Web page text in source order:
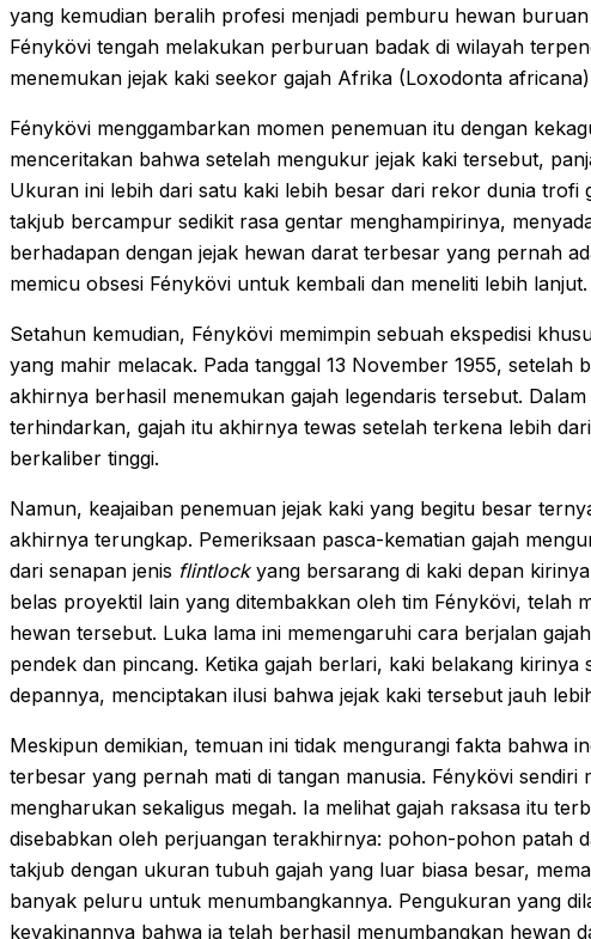
yang kemudian beralih profesi menjadi pemburu hewan
Fénykövi tengah melakukan perburuan badak di wilayah
menemukan jejak kaki seekor gajah Afrika (Loxodonta
Fénykövi menggambarkan momen penemuan itu dengan
menceritakan bahwa setelah mengukur jejak kaki tersebut,
Ukuran ini lebih dari satu kaki lebih besar dari rekor dunia trofi
takjub bercampur sedikit rasa gentar menghampirinya,
berhadapan dengan jejak hewan darat terbesar yang pernah
memicu obsesi Fénykövi untuk kembali dan meneliti lebih lanjut.
Setahun kemudian, Fénykövi memimpin sebuah ekspedisi
yang mahir melacak. Pada tanggal 13 November 1955,
akhirnya berhasil menemukan gajah legendaris tersebut.
terhindarkan, gajah itu akhirnya tewas setelah terkena lebih
berkaliber tinggi.
Namun, keajaiban penemuan jejak kaki yang begitu besar
akhirnya terungkap. Pemeriksaan pasca-kematian gajah
dari senapan jenis flintlockyang bersarang di kaki depan
belas proyektil lain yang ditembakkan oleh tim Fénykövi, telah
hewan tersebut. Luka lama ini memengaruhi cara berjalan
pendek dan pincang. Ketika gajah berlari, kaki belakang kirinya
depannya, menciptakan ilusi bahwa jejak kaki tersebut jauh
Meskipun demikian, temuan ini tidak mengurangi fakta bahwa
terbesar yang pernah mati di tangan manusia. Fénykövi sendiri
mengharukan sekaligus megah. Ia melihat gajah raksasa itu
disebabkan oleh perjuangan terakhirnya: pohon-pohon patah
takjub dengan ukuran tubuh gajah yang luar biasa besar,
banyak peluru untuk menumbangkannya. Pengukuran yang
keyakinannya bahwa ia telah berhasil menumbangkan hewan